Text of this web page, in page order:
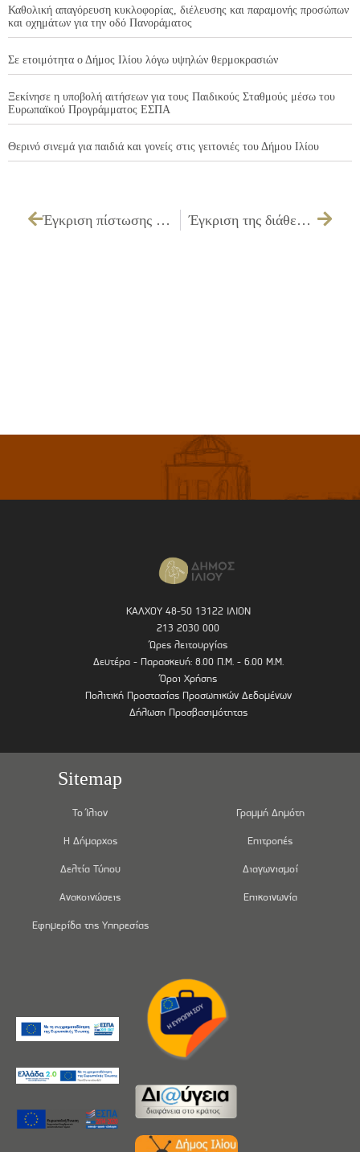
Καθολική απαγόρευση κυκλοφορίας, διέλευσης και παραμονής προσώπων
και οχημάτων για την οδό Πανοράματος
Σε ετοιμότητα ο Δήμος Ιλίου λόγω υψηλών θερμοκρασιών
Ξεκίνησε η υποβολή αιτήσεων για τους Παιδικούς Σταθμούς μέσω του
Ευρωπαϊκού Προγράμματος ΕΣΠΑ
Θερινό σινεμά για παιδιά και γονείς στις γειτονιές του Δήμου Ιλίου
Έγκριση πίστωσης ποσού 4.797,00€ με Φ.Π.Α. για τη θεατρική παράσταση «ΤΑ ΣΗΜΑΔΙΑ ΤΟΥ ΚΑΙΝ» στο θέατρο «ΜΕΛΙΝΑ ΜΕΡΚΟΥΡΗ» του ΔΗ.ΚΕ.Π.Α. του Δήμου Ιλίου Έγκριση της διάθεσης πίστωσης ποσού 7.100,00€ με ΦΠΑ για την υπηρεσία επιμορφωτή διακόσμησης
ΚΑΛΧΟΥ 48-50 13122 ΙΛΙΟΝ
213 2030 000
Ώρες λειτουργίας
Δευτέρα - Παρασκευή: 8.00 Π.Μ. - 6.00 Μ.Μ.
Όροι Χρήσης
Πολιτική Προστασίας Προσωπικών Δεδομένων
Δήλωση Προσβασιμότητας
Sitemap
Το Ίλιον
Η Δήμαρχος
Δελτία Τύπου
Ανακοινώσεις
Εφημερίδα της Υπηρεσίας
Γραμμή Δημότη
Επιτροπές
Διαγωνισμοί
Επικοινωνία